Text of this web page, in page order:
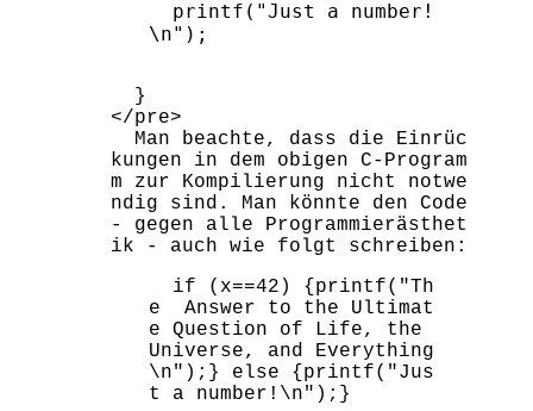
</pre>
kungen in dem obigen C-Program
m zur Kompilierung nicht notwe
ndig sind. Man könnte den Code
- gegen alle Programmierästhet
e  Answer to the Ultimat
e Question of Life, the
Universe, and Everything
\n");} else {printf("Jus